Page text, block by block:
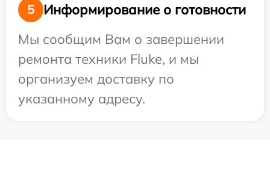
5
Информирование о готовности
Мы сообщим Вам о завершении
ремонта техники Fluke, и мы
организуем доставку по
указанному адресу.